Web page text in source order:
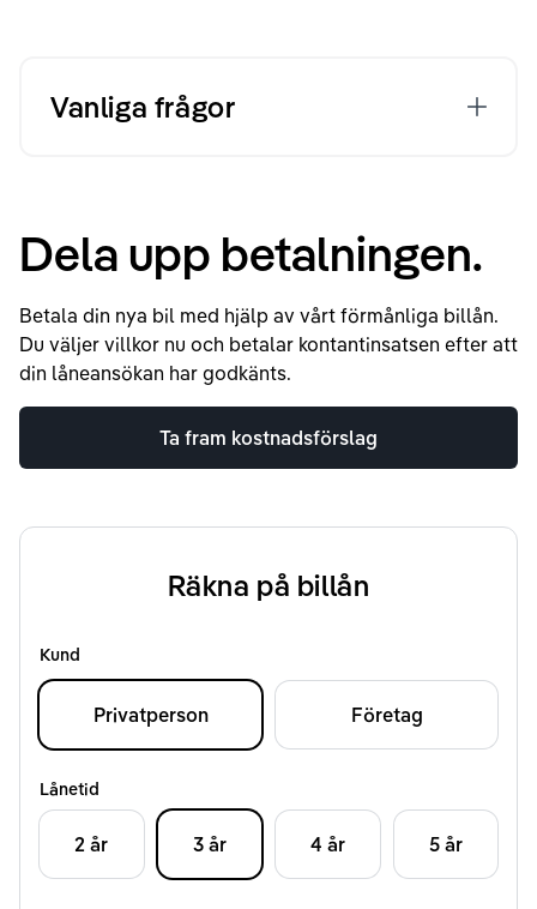
Vanliga frågor
Dela upp betalningen.
Betala din nya bil med hjälp av vårt förmånliga billån.
Du väljer villkor nu och betalar kontantinsatsen efter att
din låneansökan har godkänts.
Ta fram kostnadsförslag
Räkna på billån
Kund
Privatperson Företag
Lånetid
2 år 3 år 4 år 5 år